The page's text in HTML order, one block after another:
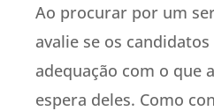
Ao procurar por um
avalie se os
adequação com o que
espera deles. Como